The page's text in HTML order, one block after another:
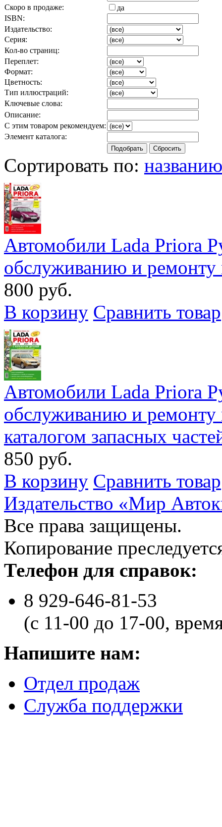
Скоро в продаже:
да
ISBN:
Издательство:
Серия:
Кол-во страниц:
Переплет:
Формат:
Цветность:
Тип иллюстраций:
Ключевые слова:
Описание:
С этим товаром рекомендуем:
Элемент каталога:
Сортировать по: названию
Автомобили Lada Priora
обслуживанию и ремонту
800 руб.
В корзину Сравнить товар
Автомобили Lada Priora
обслуживанию и ремонту
каталогом запасных
850 руб.
В корзину Сравнить товар
Издательство «Мир
Все права защищены.
Копирование
Телефон для справок:
8 929-646-81-53
(с 11-00 до 17-00,
Напишите нам:
Отдел продаж
Служба поддержки